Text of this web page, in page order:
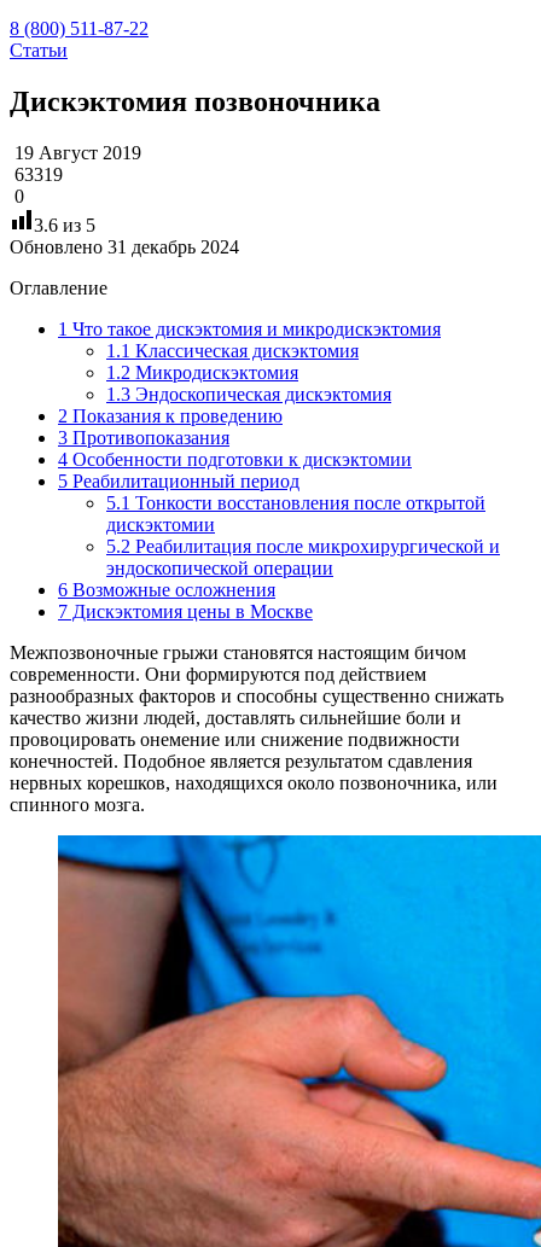
8 (800) 511-87-22
Статьи
Дискэктомия позвоночника
19 Август 2019
63319
0
3.6 из 5
Обновлено 31 декабрь 2024
Оглавление
1 Что такое дискэктомия и микродискэктомия
1.1 Классическая дискэктомия
1.2 Микродискэктомия
1.3 Эндоскопическая дискэктомия
2 Показания к проведению
3 Противопоказания
4 Особенности подготовки к дискэктомии
5 Реабилитационный период
5.1 Тонкости восстановления после открытой
дискэктомии
5.2 Реабилитация после микрохирургической и
эндоскопической операции
6 Возможные осложнения
7 Дискэктомия цены в Москве
Межпозвоночные грыжи становятся настоящим бичом
современности. Они формируются под действием
разнообразных факторов и способны существенно снижать
качество жизни людей, доставлять сильнейшие боли и
провоцировать онемение или снижение подвижности
конечностей. Подобное является результатом сдавления
нервных корешков, находящихся около позвоночника, или
спинного мозга.